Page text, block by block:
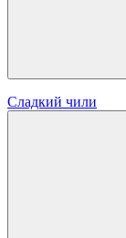
Сладкий чили